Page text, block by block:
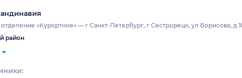
«Курортное» — г Санкт-Петербург, г Сестрорецк, ул Борисова, д
район